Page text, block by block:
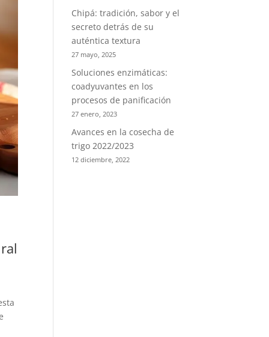
Chipá: tradición, sabor y el
secreto detrás de su
auténtica textura
27 mayo, 2025
Soluciones enzimáticas:
coadyuvantes en los
procesos de panificación
27 enero, 2023
Avances en la cosecha de
trigo 2022/2023
12 diciembre, 2022